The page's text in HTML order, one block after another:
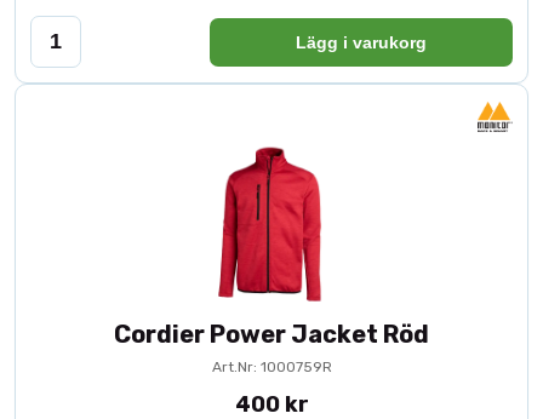
Lägg i varukorg
Cordier Power Jacket Röd
Art.Nr: 1000759R
400 kr